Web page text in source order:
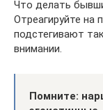
Что делать
Отреагируйте на
подстегивают
внимании.
Помните: